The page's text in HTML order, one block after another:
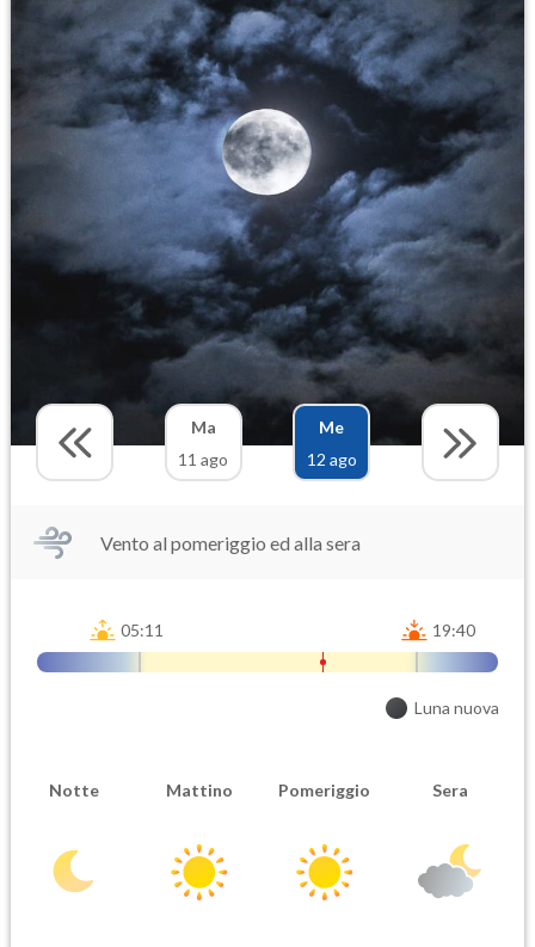
Ma
11 ago
Me
12 ago
Vento al pomeriggio ed alla sera
05:11 19:40
Luna nuova
Notte Mattino Pomeriggio Sera